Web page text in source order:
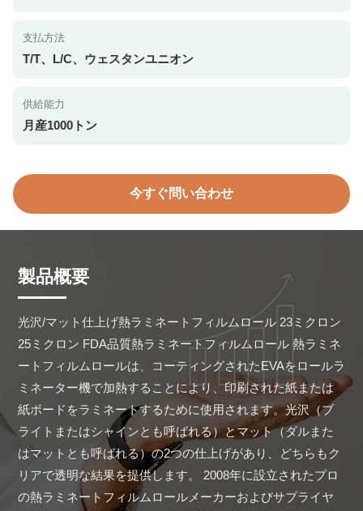
支払方法
T/T、L/C、ウェスタンユニオン
供給能力
月産1000トン
今すぐ問い合わせ
製品概要
光沢/マット仕上げ熱ラミネートフィルムロール 23ミクロン
25ミクロン FDA品質熱ラミネートフィルムロール 熱ラミネ
ートフィルムロールは、コーティングされたEVAをロールラ
ミネーター機で加熱することにより、印刷された紙または
紙ボードをラミネートするために使用されます。光沢（ブ
ライトまたはシャインとも呼ばれる）とマット（ダルまた
はマットとも呼ばれる）の2つの仕上げがあり、どちらもク
リアで透明な結果を提供します。 2008年に設立されたプロ
の熱ラミネートフィルムロールメーカーおよびサプライヤ